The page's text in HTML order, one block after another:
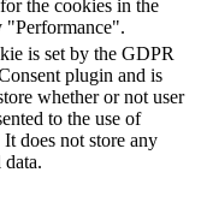
the cookies in the
"Performance".
is set by the GDPR
plugin and is
whether or not user
to the use of
does not store any
data.